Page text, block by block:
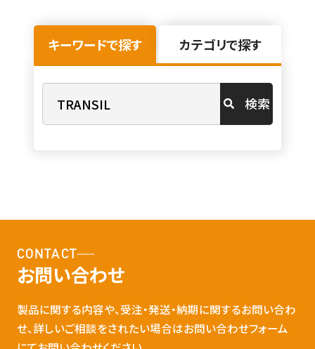
キーワードで探す カテゴリで探す
検索
CONTACT
お問い合わせ
製品に関する内容や、受注・発送・納期に関するお問い合わ
せ、詳しいご相談をされたい場合はお問い合わせフォーム